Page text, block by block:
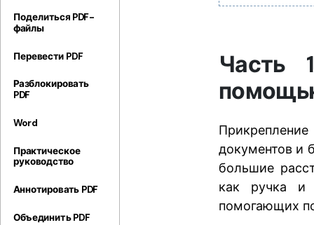
Поделиться PDF-
файлы
Перевести PDF
Разблокировать
PDF
Word
Практическое
руководство
Аннотировать PDF
Объединить PDF
Часть
документов и
большие
как ручка и
помогающих